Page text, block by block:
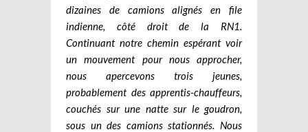
dizaines de camions alignés en file
indienne, côté droit de la RN1.
Continuant notre chemin espérant voir
un mouvement pour nous approcher,
nous apercevons trois jeunes,
probablement des apprentis-chauffeurs,
couchés sur une natte sur le goudron,
sous un des camions stationnés. Nous